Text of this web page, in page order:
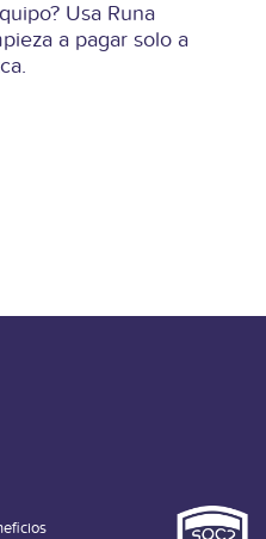
Usa Runa
a pagar solo a